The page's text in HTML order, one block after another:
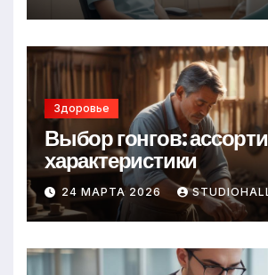
Здоровье
Выбор гонгов:
характеристики
24 МАРТА 2026